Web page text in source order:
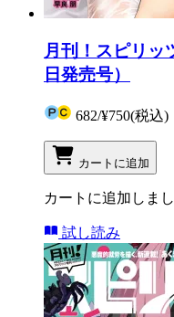
月刊！スピリッ
日発売号）
682/¥750(税込)
カートに追加
カートに追加しま
試し読み